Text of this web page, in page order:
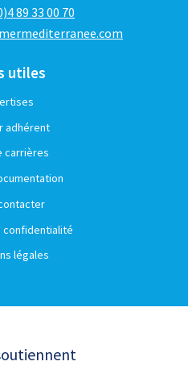
89 33 00 70
utiles
adhérent
carrières
confidentialité
légales